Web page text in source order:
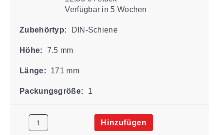
Verfügbarin 5 Wochen
Zubehörtyp: DIN-Schiene
Höhe: 7.5 mm
Länge: 171 mm
Packungsgröße: 1
Hinzufügen